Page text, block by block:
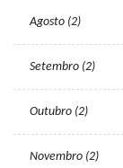
Agosto (2)
Setembro (2)
Outubro (2)
Novembro (2)